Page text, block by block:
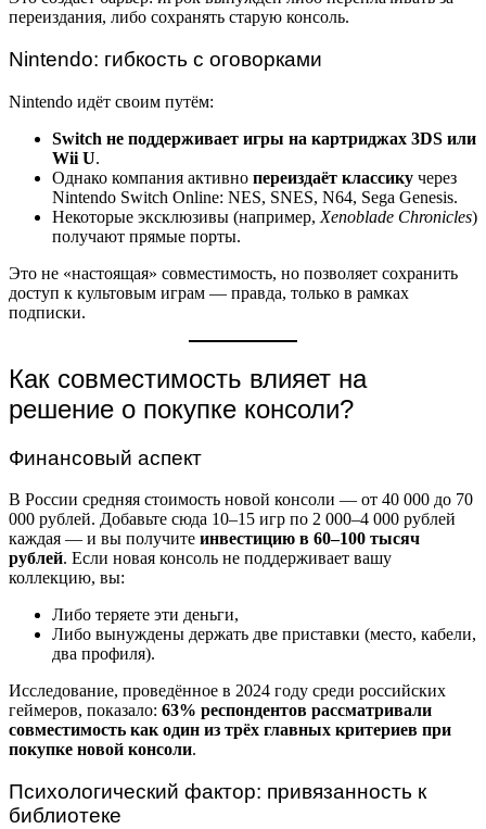
переиздания, либо сохранять старую консоль.
Nintendo: гибкость с оговорками
Nintendo идёт своим путём:
Switch не поддерживает игры на картриджах 3DS или
Wii U.
Однако компания активно переиздаёт классику через
Nintendo Switch Online: NES, SNES, N64, Sega Genesis.
Некоторые эксклюзивы (например, Xenoblade Chronicles)
получают прямые порты.
Это не «настоящая» совместимость, но позволяет сохранить
доступ к культовым играм — правда, только в рамках
подписки.
Как совместимость влияет на
решение о покупке консоли?
Финансовый аспект
В России средняя стоимость новой консоли — от 40 000 до 70
000 рублей. Добавьте сюда 10–15 игр по 2 000–4 000 рублей
каждая — и вы получите инвестицию в 60–100 тысяч
рублей. Если новая консоль не поддерживает вашу
коллекцию, вы:
Либо теряете эти деньги,
Либо вынуждены держать две приставки (место, кабели,
два профиля).
Исследование, проведённое в 2024 году среди российских
геймеров, показало: 63% респондентов рассматривали
совместимость как один из трёх главных критериев при
покупке новой консоли.
Психологический фактор: привязанность к
библиотеке